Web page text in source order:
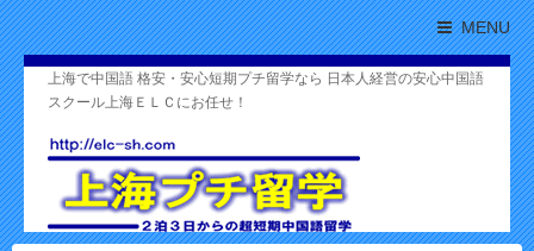
MENU
上海で中国語 格安・安心短期プチ留学なら 日本人経営の安心中国語
スクール上海ＥＬＣにお任せ！